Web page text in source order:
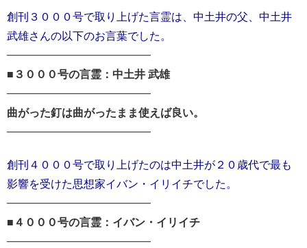
創刊３０００号で取り上げた言霊は、中土井の父、中土井
武雄さんの以下のお言葉でした。
━━━━━━━━━━━━━━━
■３０００号の言霊：中土井 武雄
━━━━━━━━━━━━━━━
曲がった釘は曲がったまま使えば良い。
━━━━━━━━━━━━━━━
創刊４０００号で取り上げたのは中土井が２０歳代で最も
影響を受けた思想家イバン・イリイチでした。
━━━━━━━━━━━━━━━
■４０００号の言霊：イバン・イリイチ
━━━━━━━━━━━━━━━